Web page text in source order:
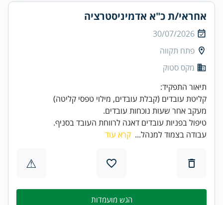
אחראי/ת כ"א אדמיניסטרציה
30/07/2026
פתח תקווה
מקס סטוק
טיפול בפניות עובדים דאגה לרווחת העובד בסניף.
עבודה בצמוד למנהל... קרא עוד
⚠
הגש מועמדות